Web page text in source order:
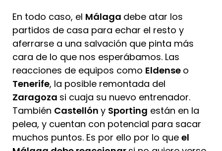
En todo caso, el Málaga debe atar los
partidos de casa para echar el resto y
aferrarse a una salvación que pinta más
cara de lo que nos esperábamos. Las
reacciones de equipos como Eldense o
Tenerife, la posible remontada del
Zaragoza si cuaja su nuevo entrenador.
También Castellón y Sporting están en la
pelea, y cuentan con potencial para sacar
muchos puntos. Es por ello por lo que el